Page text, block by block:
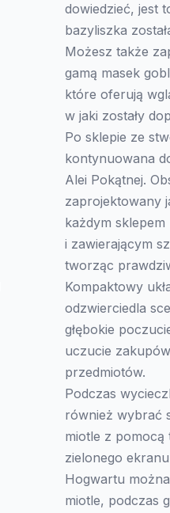
dowiedzieć, jest
bazyliszka
Możesz także
gamą masek
które oferują
w jaki zostały
Po sklepie ze
kontynuowana
Alei Pokątnej.
zaprojektowany
każdym
i zawierającym
tworząc
Kompaktowy
odzwierciedla
głębokie
uczucie
przedmiotów.
Podczas
również wybrać
miotle z pomocą
zielonego
Hogwartu
miotle, podczas